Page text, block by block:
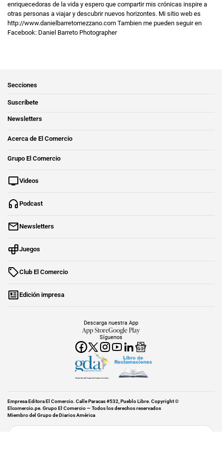
enriquecedoras de la vida y espero que compartir mis crónicas inspire a
otras personas a viajar y descubrir nuevos horizontes. Mi sitio web es
http://www.danielbarretomezzano.com Tambien me pueden seguir en
Facebook: Daniel Barreto Photographer
Secciones
Suscríbete
Newsletters
Acerca de El Comercio
Grupo El Comercio
Videos
Podcast
Newsletters
Juegos
Club El Comercio
Edición impresa
Síguenos
Descarga nuestra App
App StoreGoogle Play
Miembro del Grupo de Diarios América
Empresa Editora El Comercio. Calle Paracas #532, Pueblo Libre. Copyright ©
Elcomercio.pe. Grupo El Comercio — Todos los derechos reservados
Miembro del Grupo de Diarios América